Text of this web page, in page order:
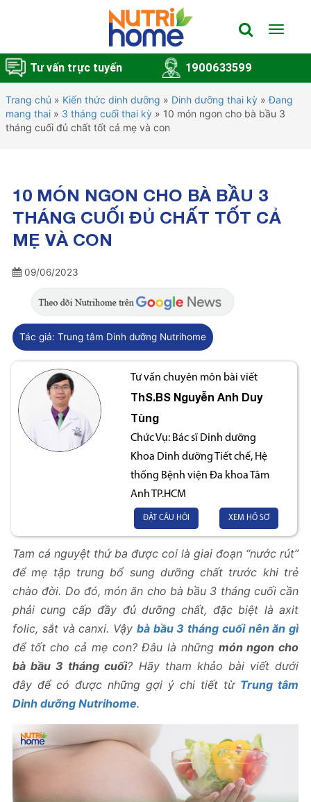
Toggle
Tư vấn trực tuyến 1900633599
Trang chủ » Kiến thức dinh dưỡng » Dinh dưỡng thai kỳ »Đang
mang thai » 3 tháng cuối thai kỳ » 10 món ngon cho bà bầu 3
tháng cuối đủ chất tốt cả mẹ và con
10 MÓN NGON CHO BÀ BẦU 3
THÁNG CUỐI ĐỦ CHẤT TỐT CẢ
MẸ VÀ CON
09/06/2023
Tác giả: Trung tâm Dinh dưỡng Nutrihome
Tư vấn chuyên môn bài viết
ThS.BS Nguyễn Anh Duy
Tùng
Chức Vụ: Bác sĩ Dinh dưỡng
Khoa Dinh dưỡng Tiết chế, Hệ
thống Bệnh viện Đa khoa Tâm
Anh TP.HCM
ĐẶT CÂU HỎI XEM HỒ SƠ
Tam cá nguyệt thứ ba được coi là giai đoạn “nước rút”
để mẹ tập trung bổ sung dưỡng chất trước khi trẻ
chào đời. Do đó, món ăn cho bà bầu 3 tháng cuối cần
phải cung cấp đầy đủ dưỡng chất, đặc biệt là axit
folic, sắt và canxi. Vậy bà bầu 3 tháng cuối nên ăn gì
để tốt cho cả mẹ con? Đâu là những món ngon cho
bà bầu 3 tháng cuối? Hãy tham khảo bài viết dưới
đây để có được những gợi ý chi tiết từ Trung tâm
Dinh dưỡng Nutrihome.